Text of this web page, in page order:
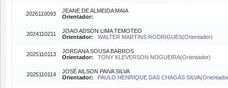
2026110093
JEANE DE ALMEIDA MAIA
Orientador:
2024110211
JOAO ADSON LIMA TEMOTEO
Orientador:
WALTER MARTINS RODRIGUES(Orientador)
2025110113
JORDANA SOUSA BARROS
Orientador:
TONY KLEVERSON NOGUEIRA(Orientador)
2025110114
JOSÉ AILSON PAIVA SILVA
Orientador:
PAULO HENRIQUE DAS CHAGAS